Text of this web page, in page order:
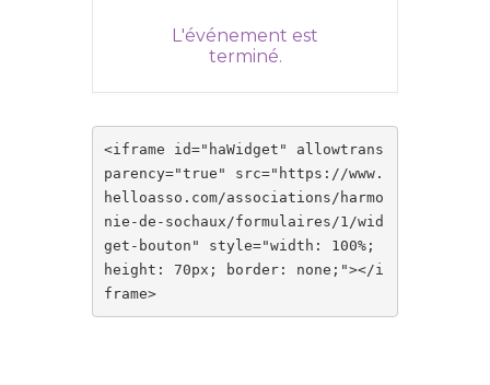
L'événement est
terminé.
<iframe id="haWidget" allowtrans
parency="true" src="https://www.
helloasso.com/associations/harmo
nie-de-sochaux/formulaires/1/wid
get-bouton" style="width: 100%;
height: 70px; border: none;"></i
frame>